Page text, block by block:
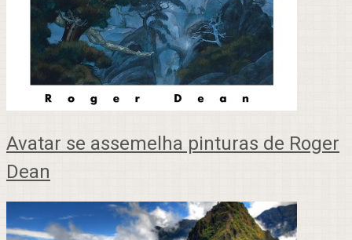
Avatar se assemelha pinturas de Roger
Dean